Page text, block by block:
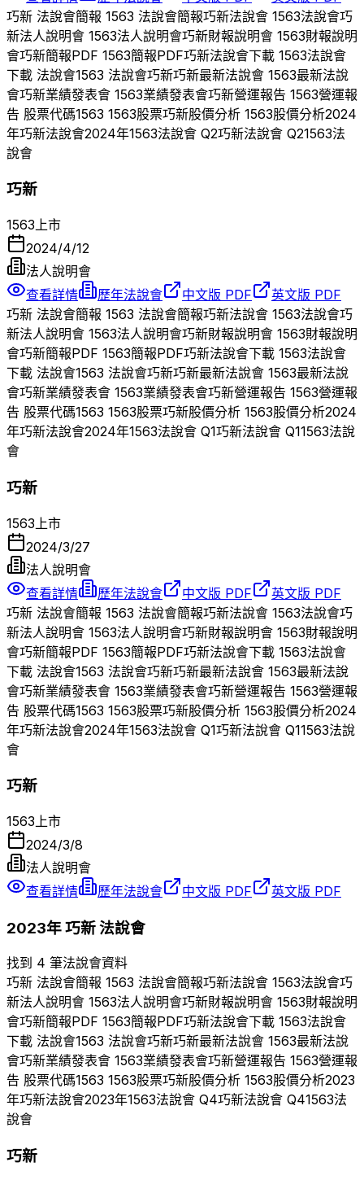
巧新 法說會簡報 1563 法說會簡報巧新法說會 1563法說會巧
新法人說明會 1563法人說明會巧新財報說明會 1563財報說明
會巧新簡報PDF 1563簡報PDF巧新法說會下載 1563法說會
下載 法說會1563 法說會巧新巧新最新法說會 1563最新法說
會巧新業績發表會 1563業績發表會巧新營運報告 1563營運報
告 股票代碼1563 1563股票巧新股價分析 1563股價分析2024
年巧新法說會2024年1563法說會 Q2巧新法說會 Q21563法
說會
巧新
1563上市
2024/4/12
法人說明會
查看詳情
歷年法說會 中文版 PDF
英文版 PDF
巧新 法說會簡報 1563 法說會簡報巧新法說會 1563法說會巧
新法人說明會 1563法人說明會巧新財報說明會 1563財報說明
會巧新簡報PDF 1563簡報PDF巧新法說會下載 1563法說會
下載 法說會1563 法說會巧新巧新最新法說會 1563最新法說
會巧新業績發表會 1563業績發表會巧新營運報告 1563營運報
告 股票代碼1563 1563股票巧新股價分析 1563股價分析2024
年巧新法說會2024年1563法說會 Q1巧新法說會 Q11563法說
會
巧新
1563 上市
2024/3/27
法人說明會
查看詳情
歷年法說會 中文版 PDF
英文版 PDF
巧新 法說會簡報 1563 法說會簡報巧新法說會 1563法說會巧
新法人說明會 1563法人說明會巧新財報說明會 1563財報說明
會巧新簡報PDF 1563簡報PDF巧新法說會下載 1563法說會
下載 法說會1563 法說會巧新巧新最新法說會 1563最新法說
會巧新業績發表會 1563業績發表會巧新營運報告 1563營運報
告 股票代碼1563 1563股票巧新股價分析 1563股價分析2024
年巧新法說會2024年1563法說會 Q1巧新法說會 Q11563法說
會
巧新
1563 上市
2024/3/8
法人說明會
查看詳情
歷年法說會 中文版 PDF 英文版 PDF
2023年巧新法說會
找到 4 筆法說會資料
巧新 法說會簡報 1563 法說會簡報巧新法說會 1563法說會巧
新法人說明會 1563法人說明會巧新財報說明會 1563財報說明
會巧新簡報PDF 1563簡報PDF巧新法說會下載 1563法說會
下載 法說會1563 法說會巧新巧新最新法說會 1563最新法說
會巧新業績發表會 1563業績發表會巧新營運報告 1563營運報
告 股票代碼1563 1563股票巧新股價分析 1563股價分析2023
年巧新法說會2023年1563法說會 Q4巧新法說會 Q41563法
說會
巧新